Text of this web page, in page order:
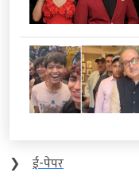
❯
ई-पेपर